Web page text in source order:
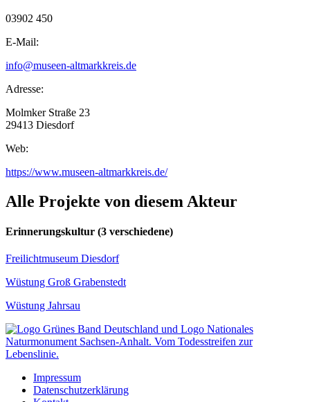
03902 450
E-Mail:
info@museen-altmarkkreis.de
Adresse:
Molmker Straße 23
29413 Diesdorf
Web:
https://www.museen-altmarkkreis.de/
Alle Projekte von diesem Akteur
Erinnerungskultur (3 verschiedene)
Freilichtmuseum Diesdorf
Wüstung Groß Grabenstedt
Wüstung Jahrsau
Impressum
Datenschutzerklärung